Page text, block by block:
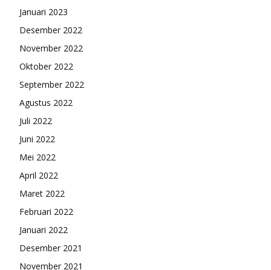
Januari 2023
Desember 2022
November 2022
Oktober 2022
September 2022
Agustus 2022
Juli 2022
Juni 2022
Mei 2022
April 2022
Maret 2022
Februari 2022
Januari 2022
Desember 2021
November 2021